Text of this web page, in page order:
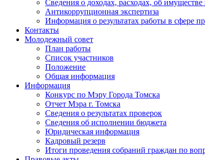
Сведения о доходах, расходах, об
Антикоррупционная экспертиза
Информация о результатах работы в сфере
Контакты
Молодежный совет
План работы
Список участников
Положение
Общая информация
Информация
Конкурс по Мэру Города Томска
Отчет Мэра г. Томска
Сведения о результатах проверок
Сведения об исполнении бюджета
Юридическая информация
Кадровый резерв
Итоги проведения собраний граждан по